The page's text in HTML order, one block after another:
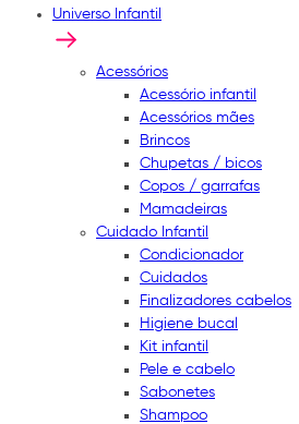
Universo Infantil
Acessórios
Acessório infantil
Acessórios mães
Brincos
Chupetas / bicos
Copos / garrafas
Mamadeiras
Cuidado Infantil
Condicionador
Cuidados
Finalizadores cabelos
Higiene bucal
Kit infantil
Pele e cabelo
Sabonetes
Shampoo